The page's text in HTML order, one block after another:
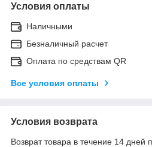
Условия оплаты
Наличными
Безналичный расчет
Оплата по средствам QR
Все условия оплаты
Условия возврата
Возврат товара в течение 14 дней